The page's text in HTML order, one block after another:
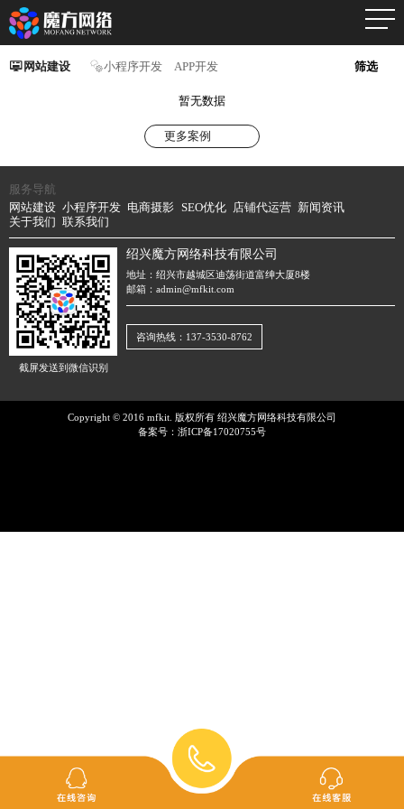
网站建设 小程序开发 APP开发 筛选
暂无数据
更多案例
服务导航
网站建设 小程序开发 电商摄影 SEO优化 店铺代运营 新闻资讯
关于我们
联系我们
截屏发送到微信识别
绍兴魔方网络科技有限公司
地址：绍兴市越城区迪荡街道富绅大厦8楼
邮箱：admin@mfkit.com
咨询热线：137-3530-8762
Copyright © 2016 mfkit. 版权所有 绍兴魔方网络科技有限公司
备案号： 浙ICP备17020755号